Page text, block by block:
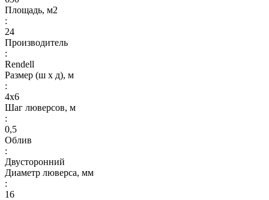
Площадь, м2
:
24
Производитель
:
Rendell
Размер (ш х д), м
:
4х6
Шаг люверсов, м
:
0,5
Облив
:
Двусторонний
Диаметр люверса, мм
:
16